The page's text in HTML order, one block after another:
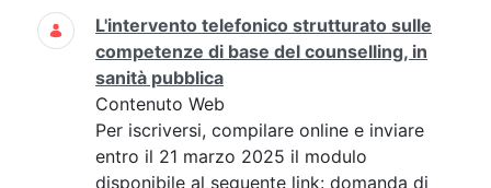
L'intervento telefonico strutturato sulle
competenze di base del counselling, in
sanità pubblica
Contenuto Web
Per iscriversi, compilare online e inviare
entro il 21 marzo 2025 il modulo
disponibile al seguente link: domanda di